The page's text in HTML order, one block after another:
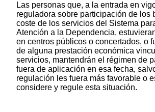
Las personas que, a la entrada en
reguladora sobre participación de los
coste de los servicios del Sistema
Atención a la Dependencia,
en centros públicos o concertados, o
de alguna prestación económica
servicios, mantendrán el régimen de
fuera de aplicación en esa fecha,
regulación les fuera más favorable o
considere y regule esta situación.